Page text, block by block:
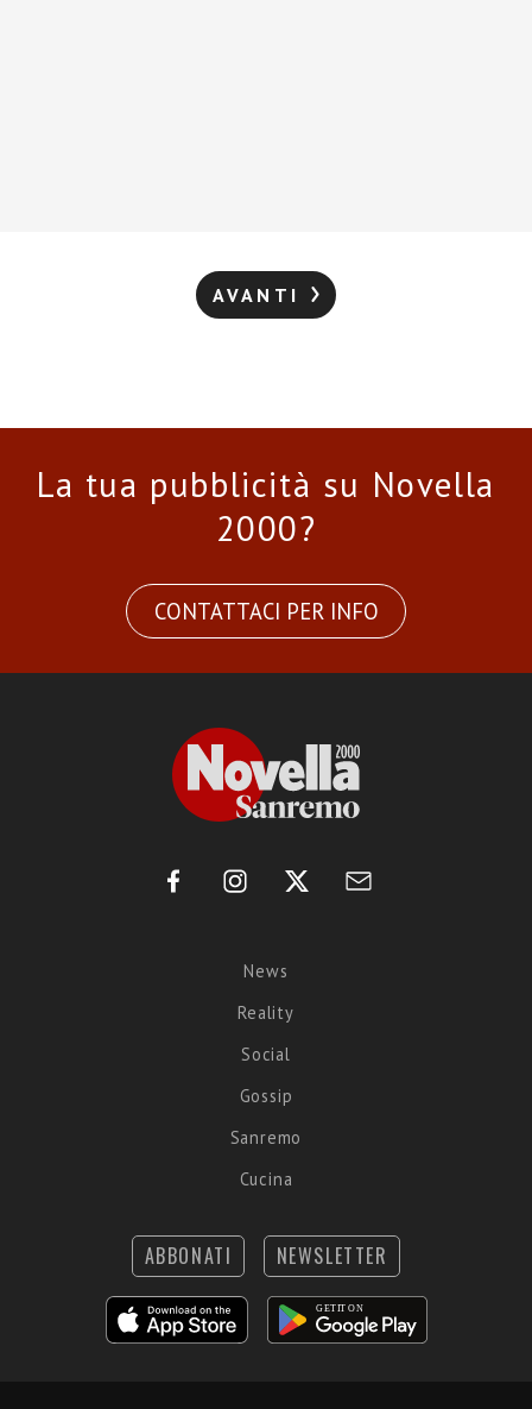
AVANTI
La tua pubblicità su Novella
2000?
CONTATTACI PER INFO
News
Reality
Social
Gossip
Sanremo
Cucina
ABBONATI NEWSLETTER